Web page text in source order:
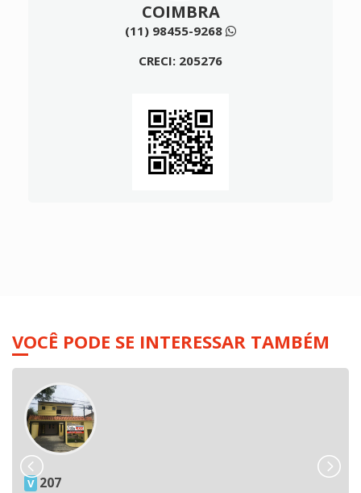
COIMBRA
(11) 98455-9268
CRECI: 205276
VOCÊ PODE SE INTERESSAR TAMBÉM
V 207